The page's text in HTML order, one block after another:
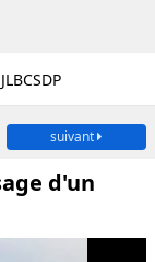
JLBCSDP
suivant
d'un